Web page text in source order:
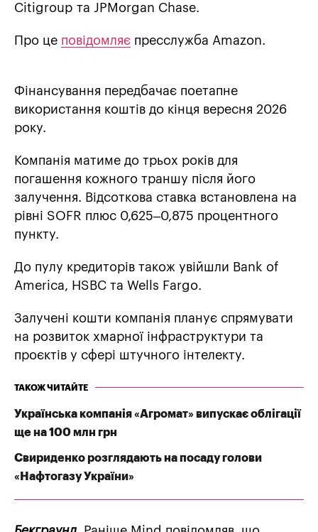
Citigroup та JPMorgan Chase.
Про це повідомляє пресслужба Amazon.
Фінансування передбачає поетапне
використання коштів до кінця вересня 2026
року.
Компанія матиме до трьох років для
погашення кожного траншу після його
залучення. Відсоткова ставка встановлена на
рівні SOFR плюс 0,625–0,875 процентного
пункту.
До пулу кредиторів також увійшли Bank of
America, HSBC та Wells Fargo.
Залучені кошти компанія планує спрямувати
на розвиток хмарної інфраструктури та
проєктів у сфері штучного інтелекту.
ТАКОЖ ЧИТАЙТЕ
Українська компанія «Агромат» випускає облігації
ще на 100 млн грн
Свириденко розглядають на посаду голови
«Нафтогазу України»